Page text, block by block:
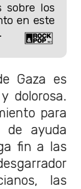
sobre los
en este
Gaza es
dolorosa.
para
de ayuda
fin a las
las